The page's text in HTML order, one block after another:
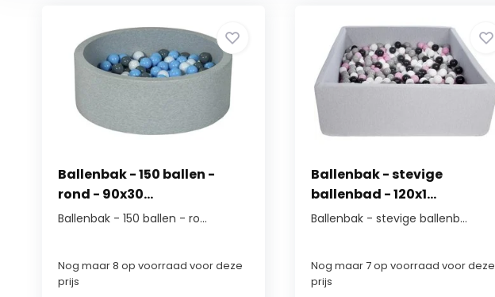
Ballenbak - 150 ballen -
rond - 90x30...
Ballenbak - 150 ballen - ro...
Nog maar 8 op voorraad voor deze
prijs
Ballenbak - stevige
ballenbad - 120x1...
Ballenbak - stevige ballenb...
Nog maar 7 op voorraad voor deze
prijs